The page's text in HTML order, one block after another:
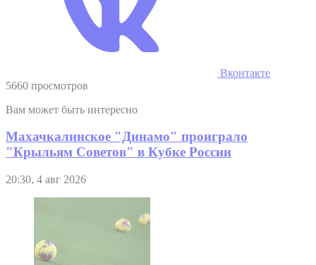
Вконтакте
5660 просмотров
Вам может быть интересно
Махачкалинское "Динамо" проиграло
"Крыльям Советов" в Кубке России
20:30, 4 авг 2026